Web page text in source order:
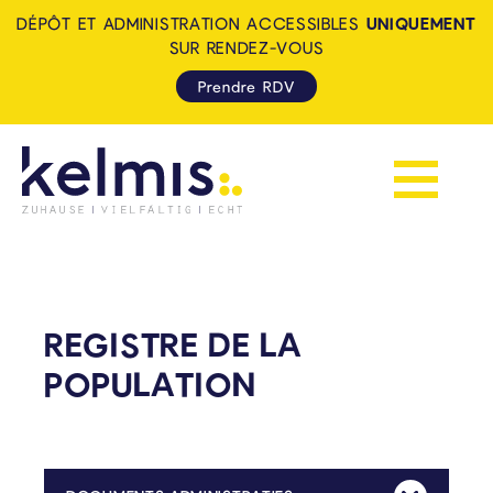
Afficher la
DÉPÔT ET ADMINISTRATION ACCESSIBLES UNIQUEMENT
SUR RENDEZ-VOUS
Prendre RDV
REGISTRE DE LA
POPULATION